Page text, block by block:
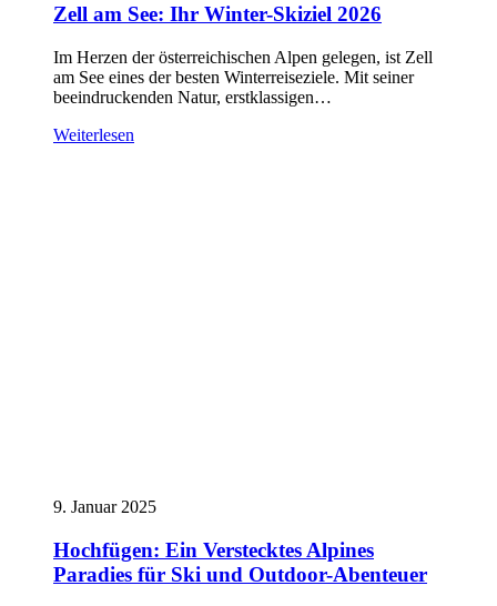
Zell am See: Ihr Winter-Skiziel 2026
Im Herzen der österreichischen Alpen gelegen, ist Zell
am See eines der besten Winterreiseziele. Mit seiner
beeindruckenden Natur, erstklassigen…
Weiterlesen
9. Januar 2025
Hochfügen: Ein Verstecktes Alpines
Paradies für Ski und Outdoor-Abenteuer